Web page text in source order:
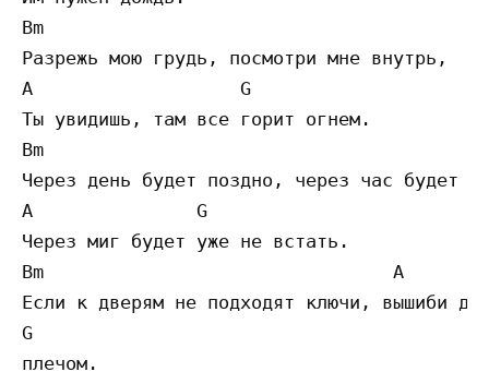
Bm
Разрежь мою грудь, посмотри мне внутрь,
A                   G
Ты увидишь, там все горит огнем.
Bm
Через день будет поздно, через час будет
A               G
Через миг будет уже не встать.
Bm
Если к дверям не подходят ключи, вышиби
G
плечом.